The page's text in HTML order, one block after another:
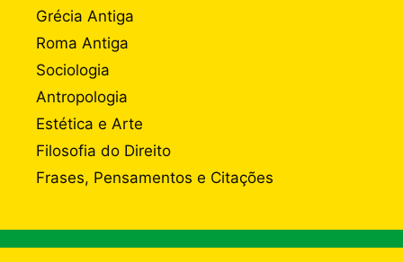
Grécia Antiga
Roma Antiga
Sociologia
Antropologia
Estética e Arte
Filosofia do Direito
Frases, Pensamentos e Citações